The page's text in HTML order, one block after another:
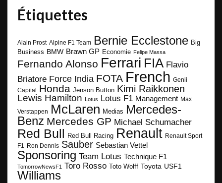
Étiquettes
Alain Prost Alpine F1 Team Bernie Ecclestone Big
Business BMW Brawn GP Economie Felipe Massa
Fernando Alonso Ferrari FIA Flavio
Briatore Force India FOTA French Genii
Capital
Honda Jenson Button Kimi Raikkonen
Lewis Hamilton Lotus Lotus F1 Management Max
Verstappen McLaren Medias
Mercedes-
Benz Mercedes GP Michael Schumacher
Red Bull Red Bull Racing Renault Renault Sport
F1 Ron Dennis Sauber Sebastian Vettel
Sponsoring Team Lotus Technique F1
TomorrowNewsF1 Toro Rosso Toto Wolff Toyota USF1
Williams